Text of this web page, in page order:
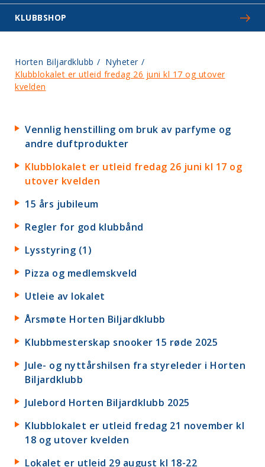
KLUBBSHOP
Horten Biljardklubb / Nyheter /
Klubblokalet er utleid fredag 26 juni kl 17 og utover
kvelden
Vennlig henstilling om bruk av parfyme og
andre duftprodukter
Klubblokalet er utleid fredag 26 juni kl 17 og
utover kvelden
15 års jubileum
Regler for god klubbånd
Lysstyring (1)
Pizza og medlemskveld
Utleie av lokalet
Årsmøte Horten Biljardklubb
Klubbmesterskap snooker 15 røde 2025
Jule- og nyttårshilsen fra styreleder i Horten
Biljardklubb
Julebord Horten Biljardklubb 2025
Klubblokalet er utleid fredag 21 november kl
18 og utover kvelden
Lokalet er utleid 29 august kl 18-22